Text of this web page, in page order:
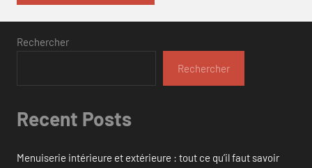
Rechercher
Rechercher
Recent Posts
Menuiserie intérieure et extérieure : tout ce qu’il faut savoir